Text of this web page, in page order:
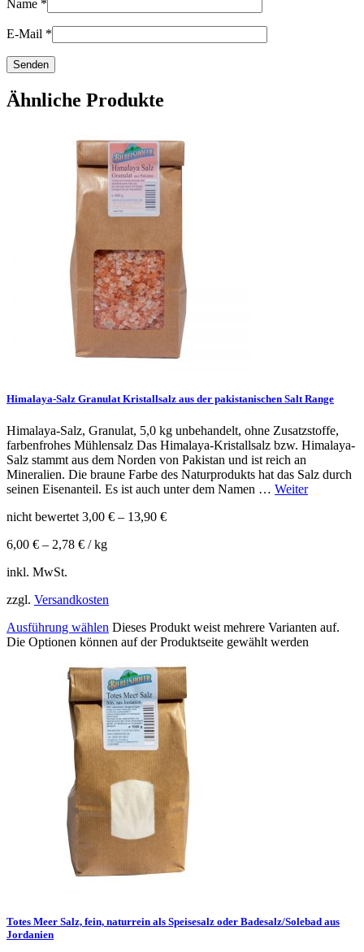
Name *
E-Mail *
Ähnliche Produkte
Himalaya-Salz Granulat Kristallsalz aus der pakistanischen Salt Range
Himalaya-Salz, Granulat, 5,0 kg unbehandelt, ohne Zusatzstoffe,
farbenfrohes Mühlensalz Das Himalaya-Kristallsalz bzw. Himalaya-
Salz stammt aus dem Norden von Pakistan und ist reich an
Mineralien. Die braune Farbe des Naturprodukts hat das Salz durch
seinen Eisenanteil. Es ist auch unter dem Namen … Weiter
nicht bewertet 3,00 € – 13,90 €
6,00 € – 2,78 € /kg
inkl. MwSt.
zzgl. Versandkosten
Ausführung wählen Dieses Produkt weist mehrere Varianten auf.
Die Optionen können auf der Produktseite gewählt werden
Totes Meer Salz, fein, naturrein als Speisesalz oder Badesalz/Solebad aus
Jordanien